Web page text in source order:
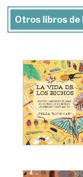
Otros libros de